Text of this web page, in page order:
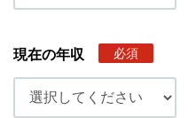
現在の年収 必須